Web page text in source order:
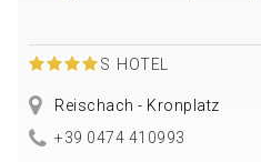
S HOTEL
Reischach - Kronplatz
+39 0474 410993